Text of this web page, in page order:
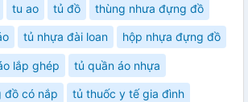
tu ao tủ đồ thùng nhưa đựng đồ
tủ nhựa đài loan hộp nhựa đựng đồ
lắp ghép tủ quần áo nhựa
đồ có nắp tủ thuốc y tế gia đình